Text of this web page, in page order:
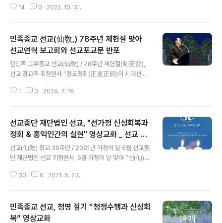
사의 선교개천 천명선교 창시자 취정원사, 개천절은 한민
세이화의 뜻을 기려야 한다. ※ 음력 개천절, 선교 개천대제
/ 언론보도 / 선교뉴스룸 인터뷰365 민족종교 선교(仙
敎), 환기 9219년 음력 개천절 맞아 개천대제 봉행 (202
2.10.27) 민족종교 선교(仙敎), 환기 9219년 음력 개천
절 맞아 개천대제 봉행 - 인터뷰365 - 대한민국 인터넷인
터뷰365 임성규 기자 = 한민족 고유종교 선교(仙敎)는
14 0 2022. 10. 31.
민족종교 선교(仙敎,) 78주년 제헌절 맞아
선교연혁 보고회와 선교포교문 반포
한민족 고유종교 선교(仙敎) / 78주년 제헌절(制憲節),
선교 창교주 취정원사 “정도정회(正道正回)의 시대선언”/
고회”/ 선교수리훈(仙敎首理訓) 『한민족고유선교고(韓
수리훈 『한민족고유선교고(韓民族固有仙敎考)』 반포취
정원사 기조연설, “대한민국 제헌(制憲)과 민족종교 선교
(仙敎) 종헌(宗憲)”선교종사단, 선기60년 선교창교36년
상반기 선교연혁 보고회​ [선교중앙종무원] 한국의 민족종
교 선교종단 재단법인 선교(仙敎)와 선교총림 선림원(仙
林院)은 2026년 7월 17일 “제78주년 제헌절(制憲
1 0 2026. 7. 19.
선교종단 재단법인 선교, "선가정 신성회복과
정회 & 홍익인간의 실현" 영상교화 _ 선교 수
행공동체 신단수숲마을 "선가정 행복명상" 개
최
선교(仙敎) 창교 30주년 / 2021년 가정의 달 5월 선교종
단 재단법인 선교 취정원사, 5월 가정의 달 맞아 “선(仙)가
전(仙敎典)」 ‘한알에서 한얼이 내려 한올한올 생무생일체
복과 인류의 정회(正回)”를 주제로 선교 창교주 취정원사
의 특강을 진행했습니다. 한민족 고유종교 선교(仙敎) 교
33 0 2021. 5. 23.
민족종교 선교, 청명 절기 “청정수행과 신성회
복” 영상교화